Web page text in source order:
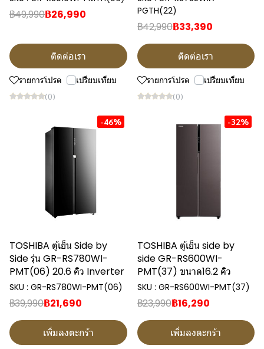
฿49,990฿26,990
ติดต่อเรา
รายการโปรด เปรียบเทียบ
(0)
PGTH(22)
฿42,990฿33,390
ติดต่อเรา
รายการโปรด เปรียบเทียบ
(0)
-46%
TOSHIBA ตู้เย็น Side by
Side รุ่น GR-RS780WI-
PMT(06) 20.6 คิว Inverter
SKU : GR-RS780WI-PMT(06)
฿39,990฿21,690
เพิ่มลงตะกร้า
-32%
TOSHIBA ตู้เย็น side by
side GR-RS600WI-
PMT(37) ขนาด16.2 คิว
SKU : GR-RS600WI-PMT(37)
฿23,990฿16,290
เพิ่มลงตะกร้า